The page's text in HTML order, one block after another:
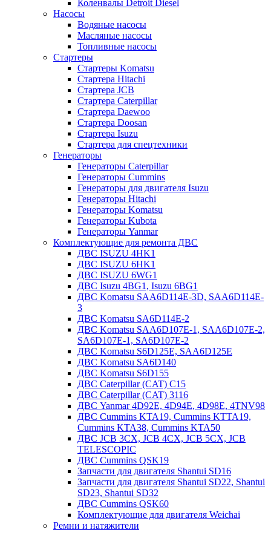
Коленвалы Detroit Diesel
Насосы
Водяные насосы
Масляные насосы
Топливные насосы
Стартеры
Стартеры Komatsu
Стартера Hitachi
Стартера JCB
Стартера Caterpillar
Стартера Daewoo
Стартера Doosan
Стартера Isuzu
Стартера для спецтехники
Генераторы
Генераторы Caterpillar
Генераторы Cummins
Генераторы для двигателя Isuzu
Генераторы Hitachi
Генераторы Komatsu
Генераторы Kubota
Генераторы Yanmar
Комплектующие для ремонта ДВС
ДВС ISUZU 4HK1
ДВС ISUZU 6HK1
ДВС ISUZU 6WG1
ДВС Isuzu 4BG1, Isuzu 6BG1
ДВС Komatsu SAA6D114E-3D, SAA6D114E-
3
ДВС Komatsu SA6D114E-2
ДВС Komatsu SAA6D107E-1, SAA6D107E-2,
SA6D107E-1, SA6D107E-2
ДВС Komatsu S6D125E, SAA6D125E
ДВС Komatsu SA6D140
ДВС Komatsu S6D155
ДВС Caterpillar (CAT) C15
ДВС Caterpillar (CAT) 3116
ДВС Yanmar 4D92E, 4D94E, 4D98E, 4TNV98
ДВС Cummins KTA19, Cummins KTTA19,
Cummins KTA38, Cummins KTA50
ДВС JCB 3CX, JCB 4CX, JCB 5CX, JCB
TELESCOPIC
ДВС Cummins QSK19
Запчасти для двигателя Shantui SD16
Запчасти для двигателя Shantui SD22, Shantui
SD23, Shantui SD32
ДВС Cummins QSK60
Комплектующие для двигателя Weichai
Ремни и натяжители